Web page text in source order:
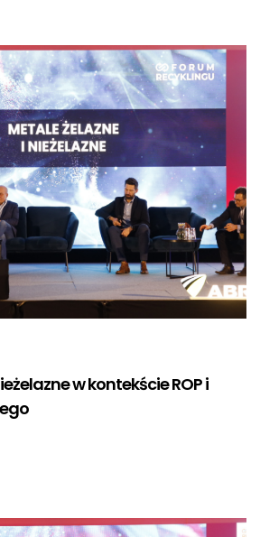
w kontekście ROP i